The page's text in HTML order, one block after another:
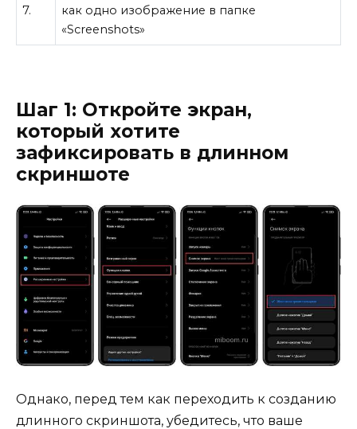
7.
как одно изображение в папке
«Screenshots»
Шаг 1: Откройте экран,
который хотите
зафиксировать в длинном
скриншоте
Однако, перед тем как переходить к созданию
длинного скриншота, убедитесь, что ваше